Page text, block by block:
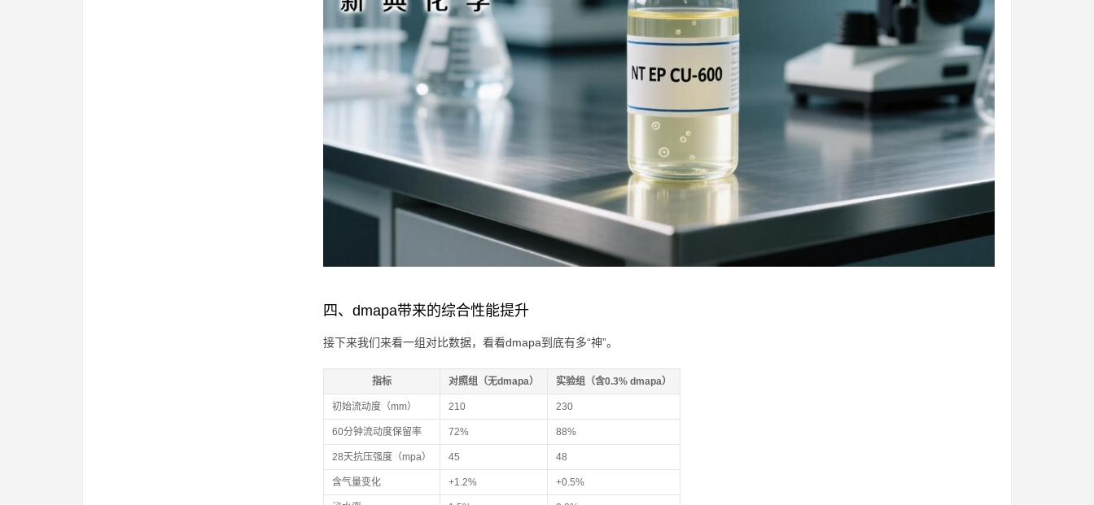
四、dmapa带来的综合性能提升
接下来我们来看一组对比数据，看看dmapa到底有多“神”。
指标 对照组（无dmapa） 实验组（含0.3% dmapa）
初始流动度（mm） 210 230
60分钟流动度保留率 72% 88%
28天抗压强度（mpa） 45 48
含气量变化 +1.2% +0.5%